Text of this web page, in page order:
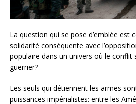
La question qui se pose d’emblée est
solidarité conséquente avec
populaire dans un univers où le conflit
guerrier?
Les seuls qui détiennent les armes
puissances impérialistes: entre les